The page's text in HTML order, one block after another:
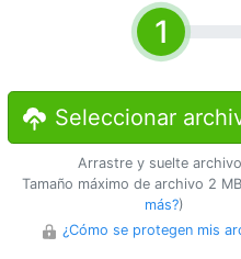
Seleccionar
Arrastre y suelte
Tamaño máximo de archivo 2
más?)
¿Cómo se protegen mis